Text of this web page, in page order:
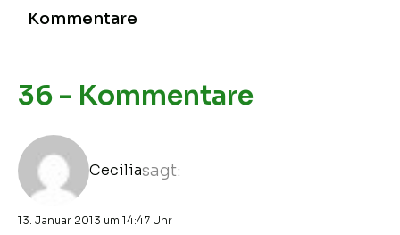
Kommentare
36 - Kommentare
Ceciliasagt:
13. Januar 2013 um 14:47 Uhr